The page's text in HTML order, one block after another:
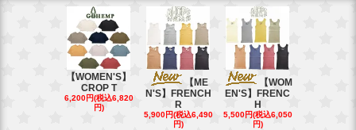
【WOMEN'S】
CROP T
6,200円(税込6,820
円)
【ME
N'S】FRENCH
R
5,900円(税込6,490
円)
【WOM
EN'S】FRENC
H
5,500円(税込6,050
円)